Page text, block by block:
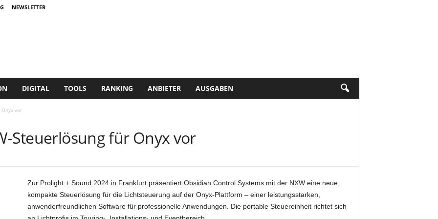
NEWSLETTER
DIGITAL TOOLS RANKING ANBIETER AUSGABEN
vor
Steuerlösung für Onyx vor
Zur Prolight + Sound 2024 in Frankfurt präsentiert Obsidian Control Systems mit der NXW eine neue,
kompakte Steuerlösung für die Lichtsteuerung auf der Onyx-Plattform – einer leistungsstarken,
anwenderfreundlichen Software für professionelle Anwendungen. Die portable Steuereinheit richtet sich